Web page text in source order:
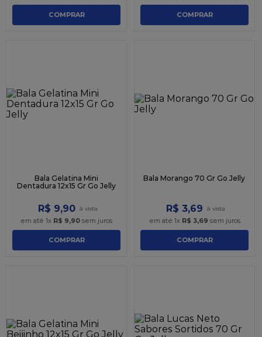
COMPRAR COMPRAR
Bala Gelatina Mini
Dentadura 12x15 Gr Go Jelly
R$ 9,90
em até 1x R$ 9,90 sem juros
COMPRAR
Bala Morango 70 Gr Go Jelly
R$ 3,69
em até 1x R$ 3,69 sem juros
COMPRAR